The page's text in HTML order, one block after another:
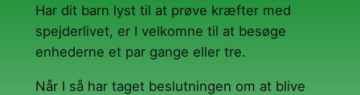
Har dit barn lyst til at prøve kræfter med
spejderlivet, er I velkomne til at besøge
enhederne et par gange eller tre.
Når I så har taget beslutningen om at blive